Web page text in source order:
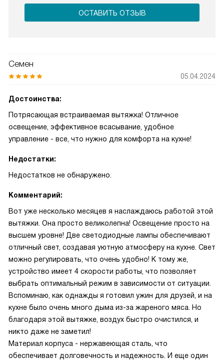
ОСТАВИТЬ ОТЗЫВ
Семен
05.04.2024
Достоинства:
Потрясающая встраиваемая вытяжка! Отличное
освещение, эффективное всасывание, удобное
управление - все, что нужно для комфорта на кухне!
Недостатки:
Недостатков не обнаружено.
Комментарий:
Вот уже несколько месяцев я наслаждаюсь работой этой
вытяжки. Она просто великолепна! Освещение просто на
высшем уровне! Две светодиодные лампы обеспечивают
отличный свет, создавая уютную атмосферу на кухне. Свет
можно регулировать, что очень удобно! К тому же,
устройство имеет 4 скорости работы, что позволяет
выбрать оптимальный режим в зависимости от ситуации.
Вспоминаю, как однажды я готовил ужин для друзей, и на
кухне было очень много дыма из-за жареного мяса. Но
благодаря этой вытяжке, воздух быстро очистился, и
никто даже не заметил!
Материал корпуса - нержавеющая сталь, что
обеспечивает долговечность и надежность. И еще один